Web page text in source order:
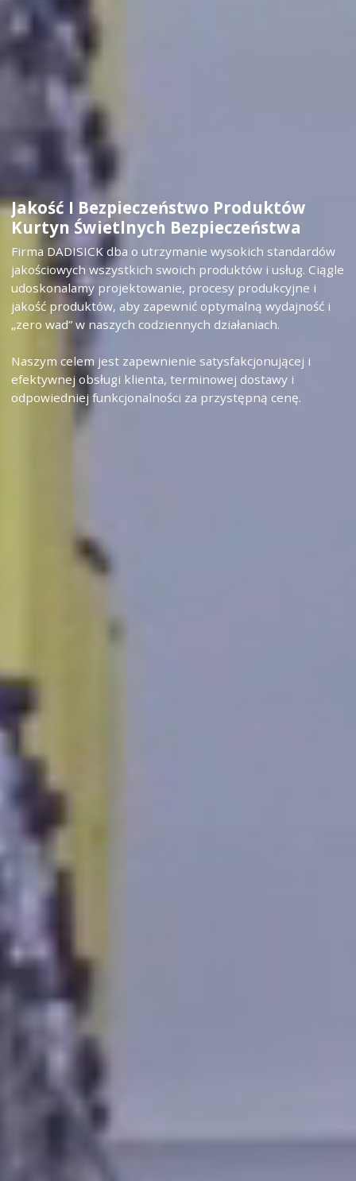
Jakość I Bezpieczeństwo Produktów
Kurtyn Świetlnych Bezpieczeństwa
Firma DADISICK dba o utrzymanie wysokich standardów
jakościowych wszystkich swoich produktów i usług. Ciągle
udoskonalamy projektowanie, procesy produkcyjne i
jakość produktów, aby zapewnić optymalną wydajność i
„zero wad” w naszych codziennych działaniach.
Naszym celem jest zapewnienie satysfakcjonującej i
efektywnej obsługi klienta, terminowej dostawy i
odpowiedniej funkcjonalności za przystępną cenę.